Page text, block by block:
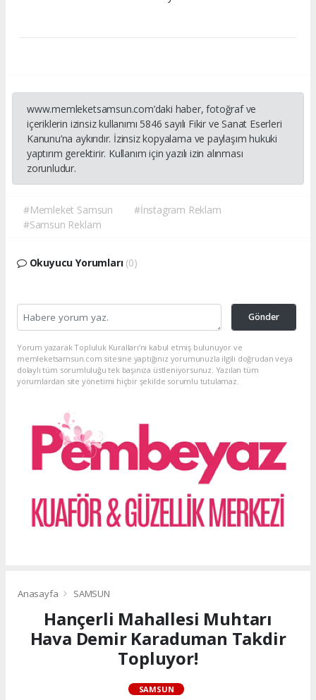
www.memleketsamsun.com’daki haber, fotoğraf ve
içeriklerin izinsiz kullanımı 5846 sayılı Fikir ve Sanat Eserleri
Kanunu’na aykırıdır. İzinsiz kopyalama ve paylaşım hukuki
yaptırım gerektirir. Kullanım için yazılı izin alınması
zorunludur.
#Memleket Samsun
#İnstagram Reklam
#Samsun Reklam
Okuyucu Yorumları (0)
Gönder
Yorum yazarak Topluluk Kuralları’nı kabul etmiş bulunuyor ve
memleketsamsun.com sitesine yaptığınız yorumunuzla ilgili doğrudan veya
dolaylı tüm sorumluluğu tek başınıza üstleniyorsunuz. Yazılan tüm
yorumlardan site yönetimi hiçbir şekilde sorumlu tutulamaz.
Anasayfa SAMSUN
Hançerli Mahallesi Muhtarı
Hava Demir Karaduman Takdir
Topluyor!
SAMSUN